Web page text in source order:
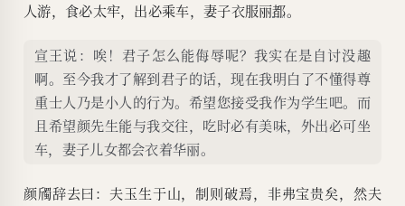
人游，食必太牢，出必乘车，妻子衣服丽都。
宣王说：唉！君子怎么能侮辱呢？我实在是自讨没趣
啊。至今我才了解到君子的话，现在我明白了不懂得尊
重士人乃是小人的行为。希望您接受我作为学生吧。而
且希望颜先生能与我交往，吃时必有美味，外出必可坐
车，妻子儿女都会衣着华丽。
颜斶辞去曰：夫玉生于山，制则破焉，非弗宝贵矣，然夫